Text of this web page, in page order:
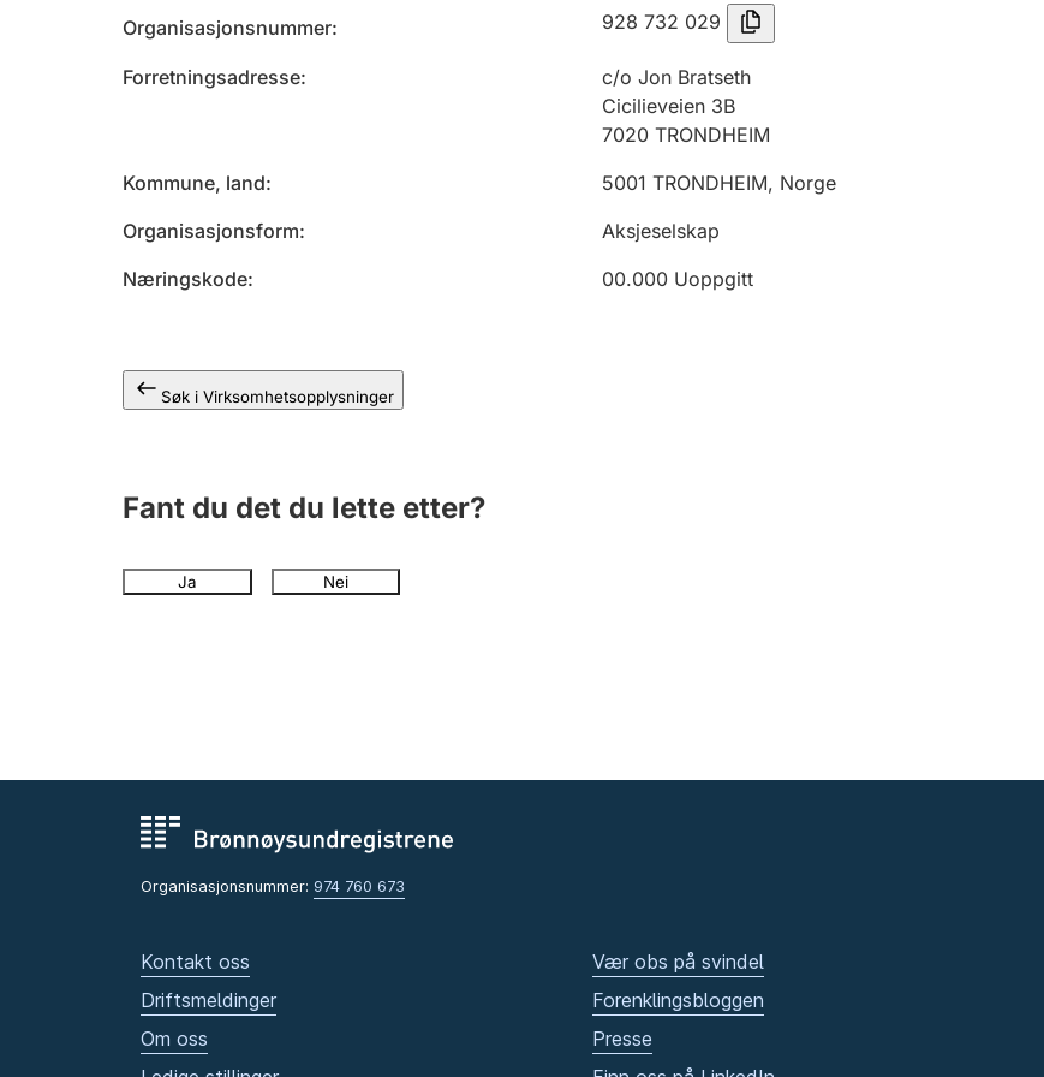
Organisasjonsnummer 928 732 029
Forretningsadresse
c/o Jon Bratseth
Cicilieveien 3B
7020 TRONDHEIM
Kommune, land
5001 TRONDHEIM, Norge
Organisasjonsform
Aksjeselskap
Næringskode
00.000 Uoppgitt
Søk i Virksomhetsopplysninger
Fant du det du lette etter?
Ja Nei
Organisasjonsnummer: 974 760 673
Kontakt oss
Driftsmeldinger
Om oss
Vær obs på svindel
Forenklingsbloggen
Presse